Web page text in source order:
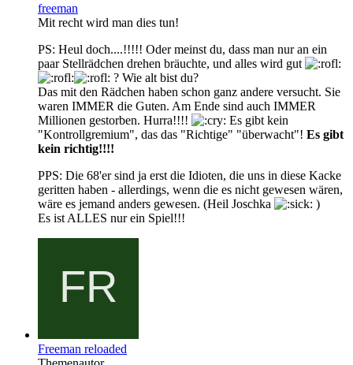
freeman
Mit recht wird man dies tun!
PS: Heul doch....!!!!! Oder meinst du, dass man nur an ein
paar Stellrädchen drehen bräuchte, und alles wird gut
? Wie alt bist du?
Das mit den Rädchen haben schon ganz andere versucht. Sie
waren IMMER die Guten. Am Ende sind auch IMMER
Millionen gestorben. Hurra!!!!
Es gibt kein
"Kontrollgremium", das das "Richtige" "überwacht"! Es gibt
kein richtig!!!!
PPS: Die 68'er sind ja erst die Idioten, die uns in diese Kacke
geritten haben - allerdings, wenn die es nicht gewesen wären,
wäre es jemand anders gewesen. (Heil Joschka
)
Es ist ALLES nur ein Spiel!!!
Freeman reloaded